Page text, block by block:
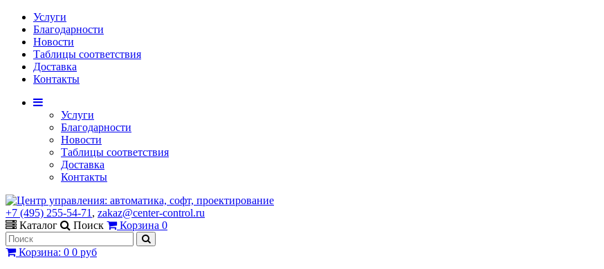
Услуги
Благодарности
Новости
Таблицы соответствия
Доставка
Контакты
Услуги
Благодарности
Новости
Таблицы соответствия
Доставка
Контакты
+7 (495) 255-54-71 , zakaz@center-control.ru
Каталог
Поиск Корзина 0
Корзина: 0 0 руб